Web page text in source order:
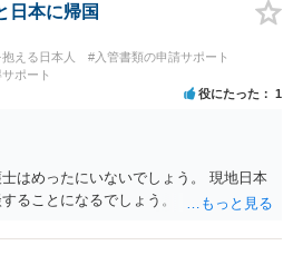
日本に帰国
える日本人
#入管書類の申請サポート
ポート
役にたった 1
はめったにいないでしょう。 現地日本
ることになるでしょう。